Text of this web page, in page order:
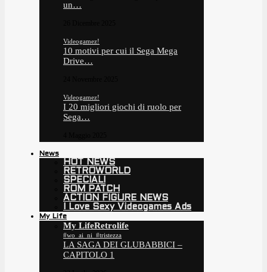
un…
Videogamez!
10 motivi per cui il Sega Mega
Drive…
Videogamez!
I 20 migliori giochi di ruolo per
Sega…
News
HOT NEWS
RETROWORLD
SPECIALI
ROM PATCH
ACTION FIGURE NEWS
I Love Sexy Videogames Ads
My Life
My LifeRetrolife
#wo_ai_ni_#tristezza
LA SAGA DEI GLUBABBICI –
CAPITOLO 1